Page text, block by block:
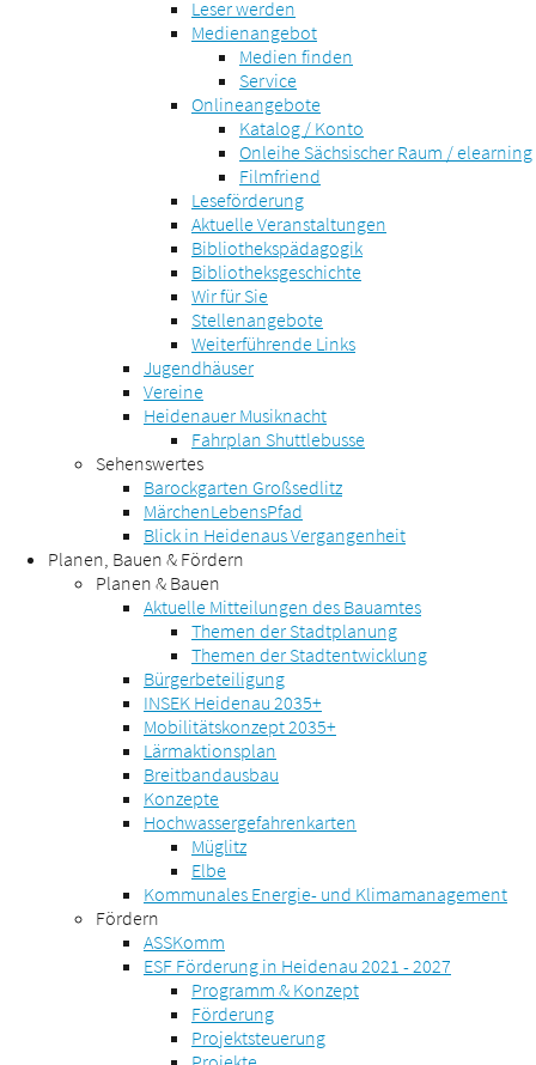
Leser werden
Medienangebot
Medien finden
Service
Onlineangebote
Katalog / Konto
Onleihe Sächsischer Raum / elearning
Filmfriend
Leseförderung
Aktuelle Veranstaltungen
Bibliothekspädagogik
Bibliotheksgeschichte
Wir für Sie
Stellenangebote
Weiterführende Links
Jugendhäuser
Vereine
Heidenauer Musiknacht
Fahrplan Shuttlebusse
Sehenswertes
Barockgarten Großsedlitz
MärchenLebensPfad
Blick in Heidenaus Vergangenheit
Planen, Bauen & Fördern
Planen & Bauen
Aktuelle Mitteilungen des Bauamtes
Themen der Stadtplanung
Themen der Stadtentwicklung
Bürgerbeteiligung
INSEK Heidenau 2035+
Mobilitätskonzept 2035+
Lärmaktionsplan
Breitbandausbau
Konzepte
Hochwassergefahrenkarten
Müglitz
Elbe
Kommunales Energie- und Klimamanagement
Fördern
ASSKomm
ESF Förderung in Heidenau 2021 - 2027
Programm & Konzept
Förderung
Projektsteuerung